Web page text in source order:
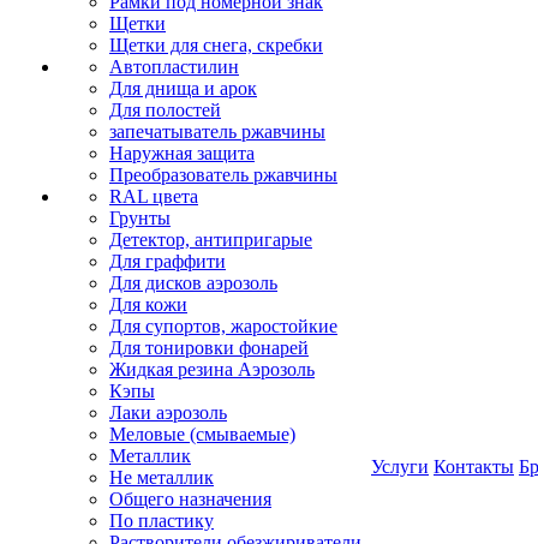
Щетки
Щетки для снега, скребки
Автопластилин
Для днища и арок
Для полостей
запечатыватель ржавчины
Наружная защита
Преобразователь ржавчины
RAL цвета
Грунты
Детектор, антипригарые
Для граффити
Для дисков аэрозоль
Для кожи
Для супортов, жаростойкие
Для тонировки фонарей
Жидкая резина Аэрозоль
Кэпы
Лаки аэрозоль
Меловые (смываемые)
Металлик
Не металлик
Общего назначения
По пластику
Услуги Контакты